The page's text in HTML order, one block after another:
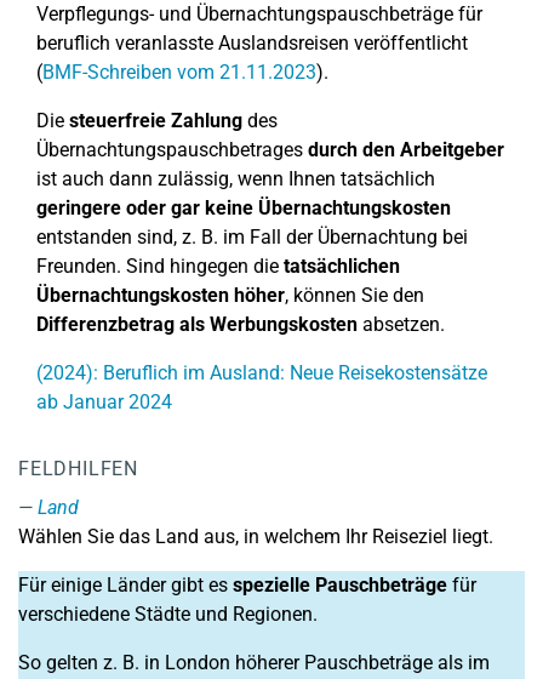
Verpflegungs- und Übernachtungspauschbeträge für
beruflich veranlasste Auslandsreisen veröffentlicht
(BMF-Schreiben vom 21.11.2023).
Die steuerfreie Zahlung des
Übernachtungspauschbetrages durch den Arbeitgeber
ist auch dann zulässig, wenn Ihnen tatsächlich
geringere oder gar keine Übernachtungskosten
entstanden sind, z. B. im Fall der Übernachtung bei
Freunden. Sind hingegen die tatsächlichen
Übernachtungskosten höher, können Sie den
Differenzbetrag als Werbungskosten absetzen.
(2024): Beruflich im Ausland: Neue Reisekostensätze
ab Januar 2024
FELDHILFEN
Land
Wählen Sie das Land aus, in welchem Ihr Reiseziel liegt.
Für einige Länder gibt es spezielle Pauschbeträge für
verschiedene Städte und Regionen.
So gelten z. B. in London höherer Pauschbeträge als im